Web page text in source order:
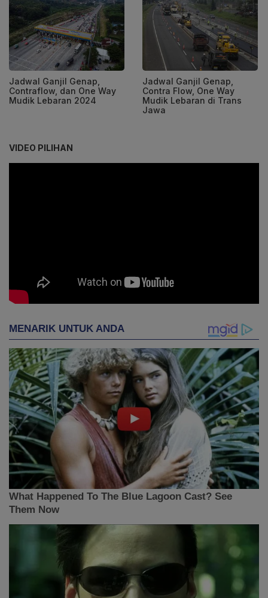
Jadwal Ganjil Genap,
Contraflow, dan One Way
Mudik Lebaran 2024
Jadwal Ganjil Genap,
Contra Flow, One Way
Mudik Lebaran di Trans
Jawa
VIDEO PILIHAN